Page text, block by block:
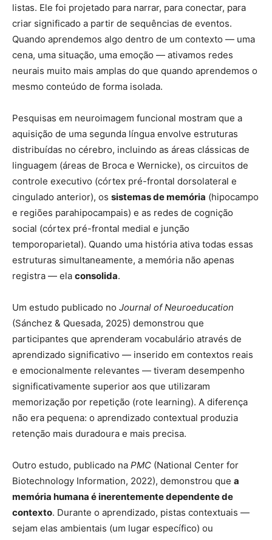
listas. Ele foi projetado para narrar, para conectar, para
criar significado a partir de sequências de eventos.
Quando aprendemos algo dentro de um contexto — uma
cena, uma situação, uma emoção — ativamos redes
neurais muito mais amplas do que quando aprendemos o
mesmo conteúdo de forma isolada.
Pesquisas em neuroimagem funcional mostram que a
aquisição de uma segunda língua envolve estruturas
distribuídas no cérebro, incluindo as áreas clássicas de
linguagem (áreas de Broca e Wernicke), os circuitos de
controle executivo (córtex pré-frontal dorsolateral e
cingulado anterior), os sistemas de memória (hipocampo
e regiões parahipocampais) e as redes de cognição
social (córtex pré-frontal medial e junção
temporoparietal). Quando uma história ativa todas essas
estruturas simultaneamente, a memória não apenas
registra — ela consolida.
Um estudo publicado no Journal of Neuroeducation
(Sánchez & Quesada, 2025) demonstrou que
participantes que aprenderam vocabulário através de
aprendizado significativo — inserido em contextos reais
e emocionalmente relevantes — tiveram desempenho
significativamente superior aos que utilizaram
memorização por repetição (rote learning). A diferença
não era pequena: o aprendizado contextual produzia
retenção mais duradoura e mais precisa.
Outro estudo, publicado na PMC (National Center for
Biotechnology Information, 2022), demonstrou que a
memória humana é inerentemente dependente de
contexto. Durante o aprendizado, pistas contextuais —
sejam elas ambientais (um lugar específico) ou